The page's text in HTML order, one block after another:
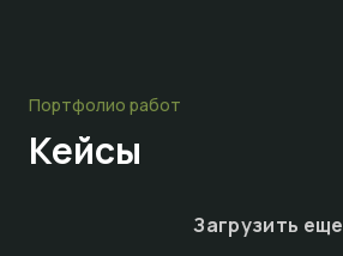
Портфолио работ
Кейсы
Загрузить еще